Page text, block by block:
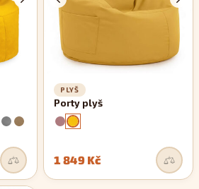
PLYŠ
Porty plyš
1 849 Kč